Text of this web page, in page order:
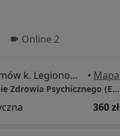
Online 2
ul. Tęczowa 5 A Chotomów k. Legionowa, Legionowo • Mapa
PSYCHOKLINIKA Poradnie Zdrowia Psychicznego (EDUCATIO)
360 zł